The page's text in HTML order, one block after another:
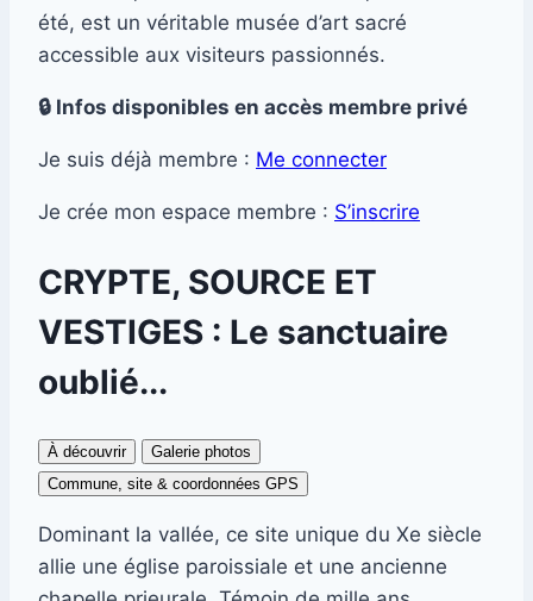
été, est un véritable musée d’art sacré
accessible aux visiteurs passionnés.
🔒 Infos disponibles en accès membre privé
Je suis déjà membre : Me connecter
Je crée mon espace membre : S’inscrire
CRYPTE, SOURCE ET
VESTIGES : Le sanctuaire
oublié...
À découvrir
Galerie photos
Commune, site & coordonnées GPS
Dominant la vallée, ce site unique du Xe siècle
allie une église paroissiale et une ancienne